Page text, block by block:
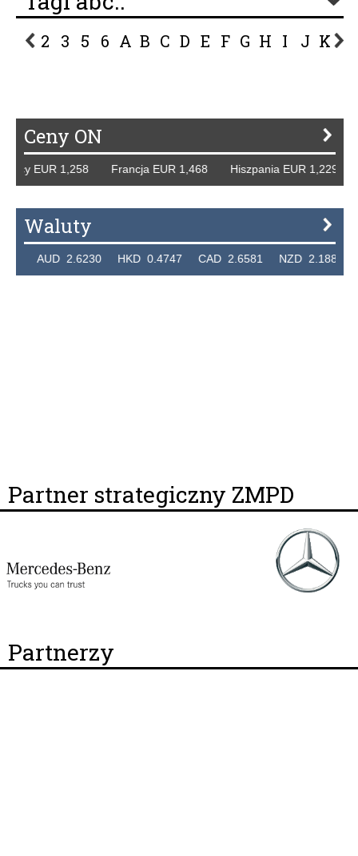
2 3 5 6 A B C D E F G H I J K L
Ceny ON
EUR 1,258 Francja EUR 1,468 Hiszpania EUR 1,229
Waluty
AUD 2.6230 HKD 0.4747 CAD 2.6581 NZD 2.1889
Partner strategiczny ZMPD
Partnerzy